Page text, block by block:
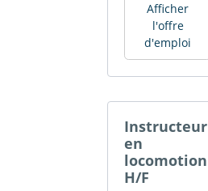
Afficher
l'offre
d'emploi
Instructeur
en
locomotion
H/F